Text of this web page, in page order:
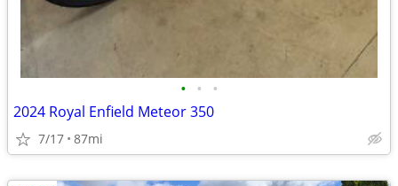
• • •
2024 Royal Enfield Meteor 350
7/17 87mi